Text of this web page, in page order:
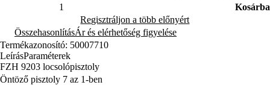
Kosárba
Regisztráljon a több előnyért
ÖsszehasonlításÁr és elérhetőség figyelése
Termékazonosító: 50007710
LeírásParaméterek
FZH 9203 locsolópisztoly
Öntöző pisztoly 7 az 1-ben